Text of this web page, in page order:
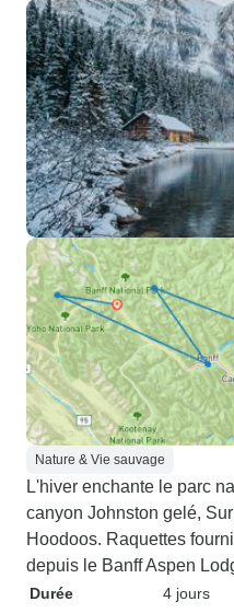
Nature & Vie sauvage
L'hiver enchante le parc
canyon Johnston gelé,
Hoodoos. Raquettes
depuis le Banff Aspen
Durée
4 jours